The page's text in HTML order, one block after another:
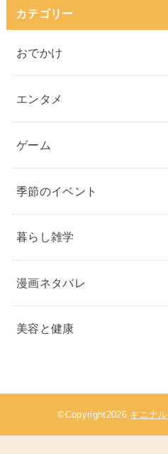
カテゴリー
おでかけ
エンタメ
ゲーム
季節のイベント
暮らし雑学
漫画ネタバレ
美容と健康
©Copyright2026 キニナル